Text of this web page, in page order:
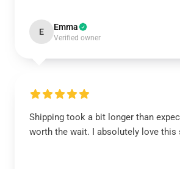
E Emma
Verified owner
Shipping took a bit longer than
worth the wait. I absolutely love this